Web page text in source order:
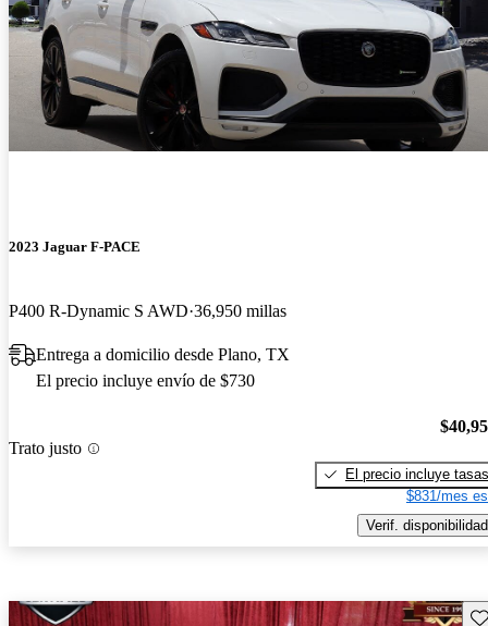
2023 Jaguar F-PACE
P400 R-Dynamic S AWD 36,950 millas
Entrega a domicilio desde Plano, TX
El precio incluye envío de $730
Trato justo
El precio incluye tasas
$831/mes
Verif. disponibilidad